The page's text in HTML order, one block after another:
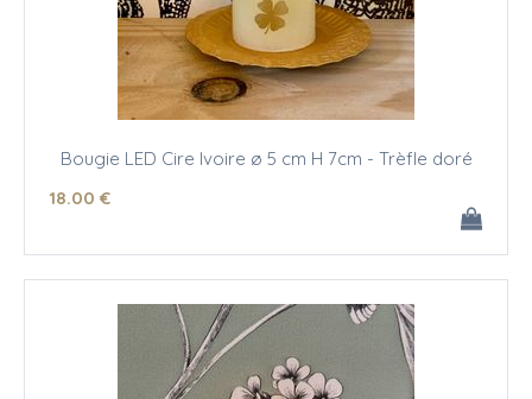
Bougie LED Cire Ivoire ø 5 cm H 7cm - Trèfle doré
18.00 €